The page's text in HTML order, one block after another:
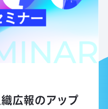
広報のアップ